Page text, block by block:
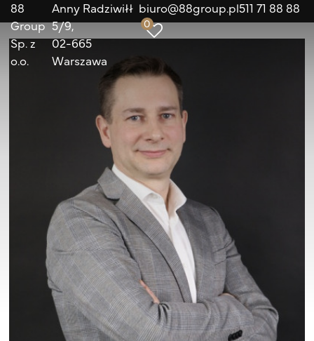
88
Group
Sp. z
o.o.
Anny Radziwiłł
5/9
02-665
Warszawa
biuro@88group.pl511 71 88 88
0